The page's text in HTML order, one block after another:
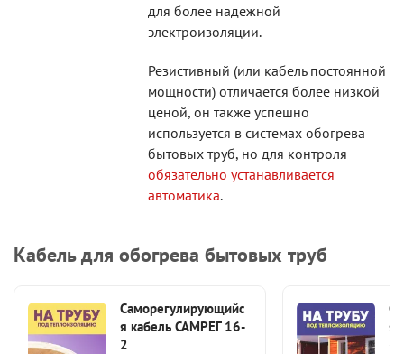
для более надежной
электроизоляции.
Резистивный (или кабель постоянной
мощности) отличается более низкой
ценой, он также успешно
используется в системах обогрева
бытовых труб, но для контроля
обязательно устанавливается
автоматика.
Кабель для обогрева бытовых труб
Саморегулирующийс
я кабель САМРЕГ 16-
2
я